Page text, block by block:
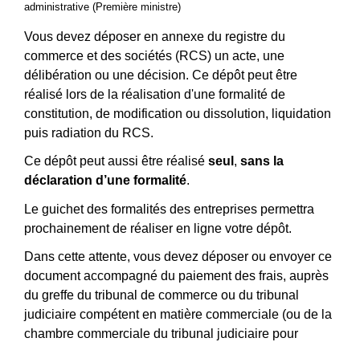
administrative (Première ministre)
Vous devez déposer en annexe du registre du
commerce et des sociétés (RCS) un acte, une
délibération ou une décision. Ce dépôt peut être
réalisé lors de la réalisation d'une formalité de
constitution, de modification ou dissolution, liquidation
puis radiation du RCS.
Ce dépôt peut aussi être réalisé seul , sans la
déclaration d’une formalité.
Le guichet des formalités des entreprises permettra
prochainement de réaliser en ligne votre dépôt.
Dans cette attente, vous devez déposer ou envoyer ce
document accompagné du paiement des frais, auprès
du greffe du tribunal de commerce ou du tribunal
judiciaire compétent en matière commerciale (ou de la
chambre commerciale du tribunal judiciaire pour